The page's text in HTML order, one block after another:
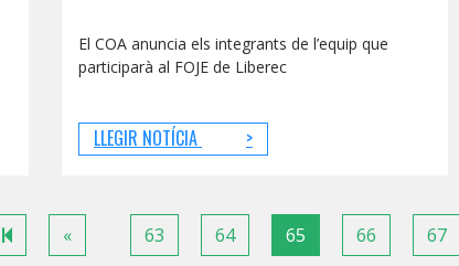
El COA anuncia els integrants de l’equip que
participarà al FOJE de Liberec
LLEGIR NOTÍCIA >
«Previous
page
63 64 65 66 67